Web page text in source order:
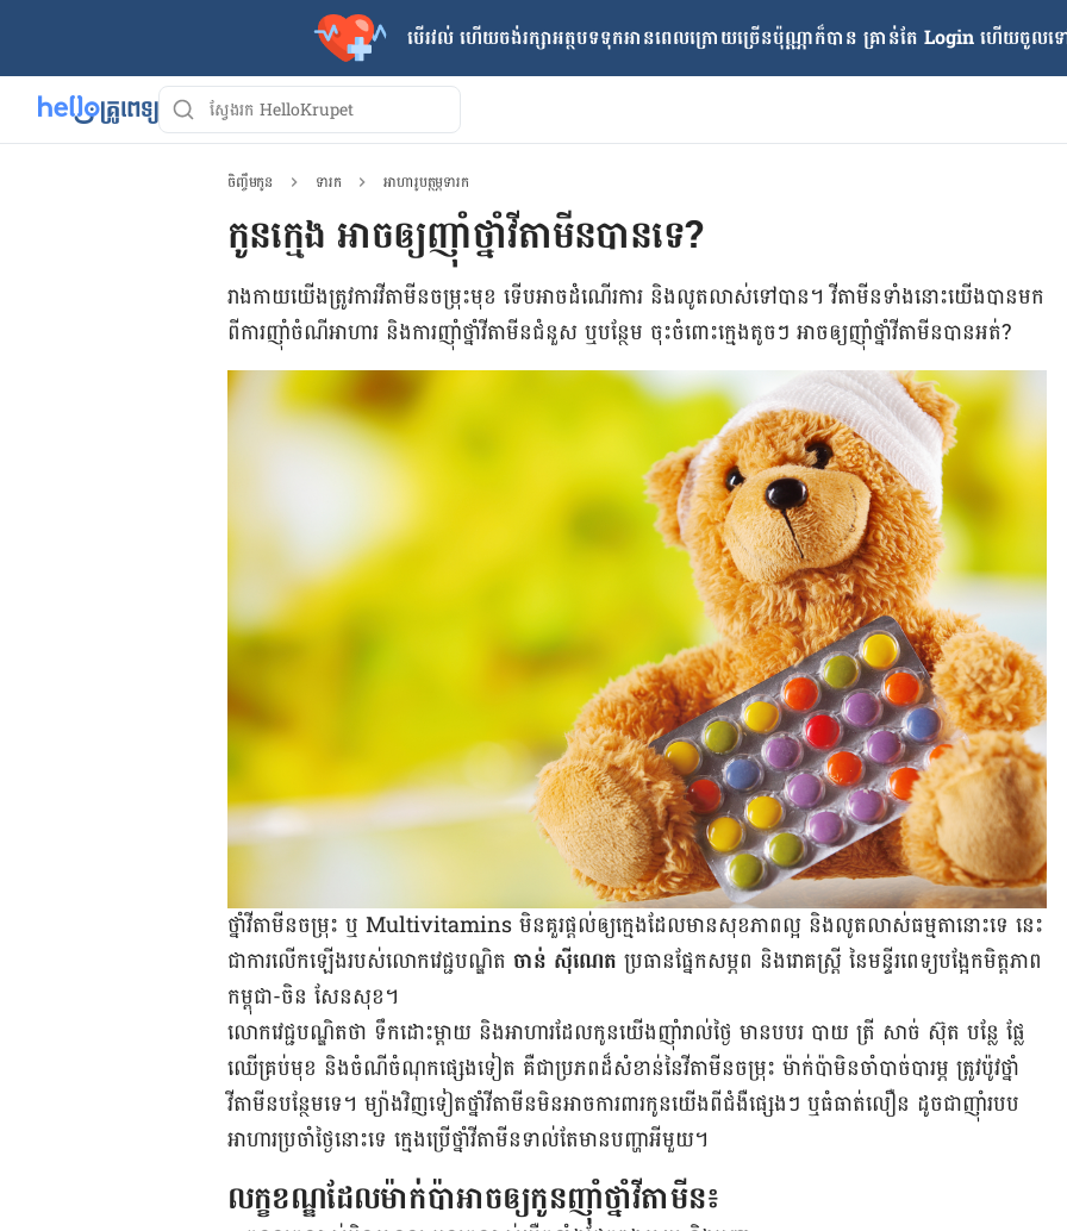
បើរវល់ ហើយចង់​រក្សាអត្ថបទទុកអានពេលក្រោយ​ច្រើនប៉ុណ្ណាក៏បាន គ្រាន់តែ​ Login ហើយចូលទ
ចិញ្ចឹមកូន ទារក អាហារូបត្ថម្ភទារក
កូនក្មេង អាចឲ្យញ៉ាំថ្នាំវីតាមីនបានទេ?
រាង​កាយ​យើង​ត្រូវ​ការ​វីតាមីន​ចម្រុះ​មុខ ទើប​អាច​ដំណើរ​ការ និង​លូត​លាស់​ទៅ​បាន។ វីតាមីន​ទាំង​នោះ​យើង​បាន​មក​
ពី​ការ​ញ៉ាំ​ចំណី​អាហារ និង​ការ​ញ៉ាំ​ថ្នាំ​វីតាមីន​ជំនួស ឬ​បន្ថែម ចុះចំពោះ​ក្មេង​តូចៗ អាច​ឲ្យ​ញ៉ាំ​ថ្នាំ​វីតាមីន​បាន​អត់?
ថ្នាំ​វីតាមីន​ចម្រុះ ឬ Multivitamins មិន​​គួរ​ផ្តល់ឲ្យ​ក្មេង​ដែល​មាន​សុខភាព​ល្អ និង​លូត​លាស់​ធម្មតា​នោះ​ទេ នេះ
ជាការ​លើក​ឡើង​របស់​លោក​វេជ្ជបណ្ឌិត ចាន់ ស៊ីណេត ប្រធាន​ផ្នែក​សម្ភព និង​រោគ​ស្ត្រី នៃ​មន្ទីរពេទ្យ​បង្អែក​មិត្តភាព​
កម្ពុជា-ចិន សែនសុខ។
លោក​វេជ្ជបណ្ឌិត​ថា ទឹកដោះ​ម្តាយ និង​អាហារ​ដែល​កូន​យើង​ញ៉ាំ​រាល់​ថ្ងៃ មាន​បបរ បាយ ត្រី សាច់ ស៊ុត បន្លែ ផ្លែ​
ឈើ​គ្រប់​មុខ និង​ចំណី​ចំណុក​ផ្សេង​ទៀត គឺ​ជា​ប្រភព​ដ៏​សំខាន់​នៃ​វីតាមីន​ចម្រុះ ម៉ាក់​ប៉ា​មិន​ចាំបាច់​បារម្ភ ត្រូវ​ប៉ូវ​ថ្នាំ​
វីតាមីន​បន្ថែម​ទេ។ ម្យ៉ាង​វិញ​ទៀត​ថ្នាំ​វីតាមីន​មិន​អាច​ការពារ​កូន​យើង​ពី​ជំងឺ​ផ្សេងៗ ឬ​ធំ​ធាត់​លឿន ដូច​ជា​ញ៉ាំ​របប​
អាហារ​ប្រចាំ​ថ្ងៃ​នោះ​ទេ ក្មេង​ប្រើ​ថ្នាំ​វីតាមីន​ទាល់​តែ​មាន​បញ្ហា​អី​មួយ។
លក្ខខណ្ឌ​ដែល​ម៉ាក់​ប៉ា​អាចឲ្យ​កូន​ញ៉ាំ​ថ្នាំ​វីតាមីន៖